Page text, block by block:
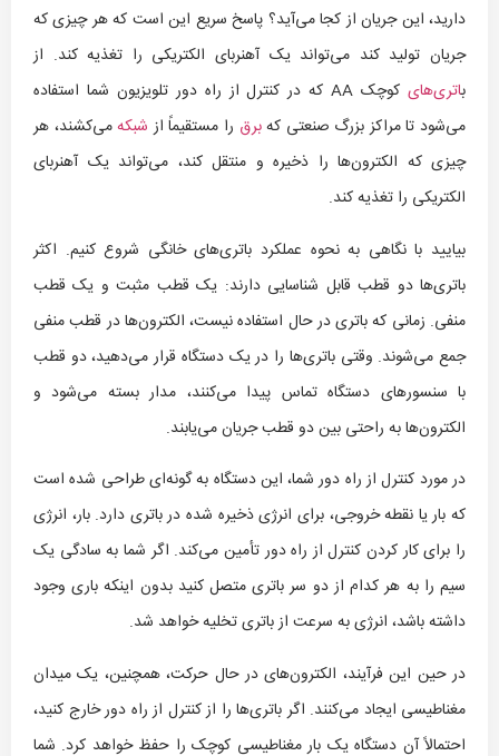
دارید، این جریان از کجا می‌آید؟ پاسخ سریع این است که هر چیزی که
جریان تولید کند می‌تواند یک آهنربای الکتریکی را تغذیه کند. از
باتری‌های
کوچک AA که در کنترل از راه دور تلویزیون شما استفاده
می‌شود تا مراکز بزرگ صنعتی کهبرق را مستقیماً از شبکهمی‌کشند، هر
چیزی که الکترون‌ها را ذخیره و منتقل کند، می‌تواند یک آهنربای
الکتریکی را تغذیه کند.
بیایید با نگاهی به نحوه عملکرد باتری‌های خانگی شروع کنیم. اکثر
باتری‌ها دو قطب قابل شناسایی دارند: یک قطب مثبت و یک قطب
منفی. زمانی که باتری در حال استفاده نیست، الکترون‌ها در قطب منفی
جمع می‌شوند. وقتی باتری‌ها را در یک دستگاه قرار می‌دهید، دو قطب
با سنسورهای دستگاه تماس پیدا می‌کنند، مدار بسته می‌شود و
الکترون‌ها به راحتی بین دو قطب جریان می‌یابند.
در مورد کنترل از راه دور شما، این دستگاه به گونه‌ای طراحی شده است
که بار یا نقطه خروجی، برای انرژی ذخیره شده در باتری دارد. بار، انرژی
را برای کار کردن کنترل از راه دور تأمین می‌کند. اگر شما به سادگی یک
سیم را به هر کدام از دو سر باتری متصل کنید بدون اینکه باری وجود
داشته باشد، انرژی به سرعت از باتری تخلیه خواهد شد.
در حین این فرآیند، الکترون‌های در حال حرکت، همچنین، یک میدان
مغناطیسی ایجاد می‌کنند. اگر باتری‌ها را از کنترل از راه دور خارج کنید،
احتمالاً آن دستگاه یک بار مغناطیسی کوچک را حفظ خواهد کرد. شما